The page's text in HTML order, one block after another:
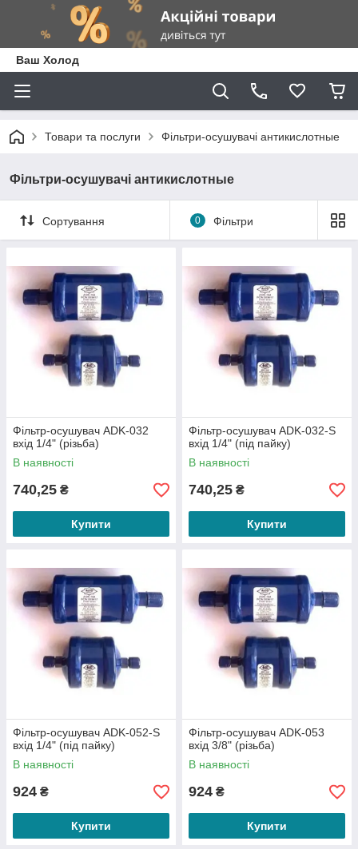
Ваш Холод
Товари та послуги Фільтри-осушувачі антикислотные
Фільтри-осушувачі антикислотные
Сортування 0 Фільтри
Фільтр-осушувач ADK-032
вхід 1/4" (різьба)
В наявності
740,25 ₴
Купити
Фільтр-осушувач ADK-032-S
вхід 1/4" (під пайку)
В наявності
740,25 ₴
Купити
Фільтр-осушувач ADK-052-S
вхід 1/4" (під пайку)
В наявності
924 ₴
Купити
Фільтр-осушувач ADK-053
вхід 3/8" (різьба)
В наявності
924 ₴
Купити